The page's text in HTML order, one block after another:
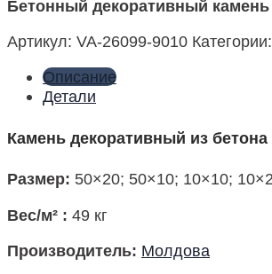
Бетонный декоративный камень
Артикул: VA-26099-9010 Категории:
Описание
Детали
Камень декоративный из бетона
Размер: 50×20; 50×10; 10×10;
Вес/м² : 49 кг
Производитель: Молдова